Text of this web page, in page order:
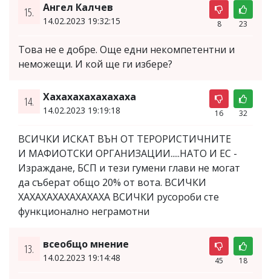
15. Ангел Калчев
14.02.2023 19:32:15 8 23
Това не е добре. Още едни некомпетентни и
неможещи. И кой ще ги избере?
14. Xaxaxaxaхахахаха
14.02.2023 19:19:18 16 32
ВСИЧКИ ИСКАТ ВЪН ОТ ТЕРОРИСТИЧНИТЕ
И МАФИОТСКИ ОРГАНИЗАЦИИ.....НАТО И ЕС -
Израждане, БСП и тези гумени глави не могат
да съберат общо 20% от вота. ВСИЧКИ
ХАХАХАХАХАХАХАХА ВСИЧКИ русороби сте
функционално неграмотни
13. всеобщо мнение
14.02.2023 19:14:48 45 18